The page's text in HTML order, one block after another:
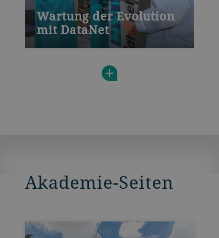
Wartung der Evolution
mit DataNet
In dieser Bühler Schulung lernen Sie den
Evolution und unserem DataNet
Steuereinheit. Dazu zählen die Bedienung,
Akademie-Seiten